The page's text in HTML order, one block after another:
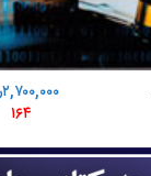
۲,۷۰۰,۰۰۰ريال
۱۶۴